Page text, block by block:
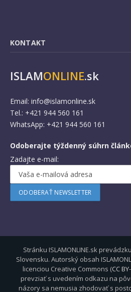
KONTAKT
ISLAMONLINE.sk
Email: info@islamonline.sk
Tel.: +421 944 560 161
WhatsApp: +421 944 560 161
Odoberajte týždenný súhrn
Zadajte e-mail:
Stránku ISLAMONLINE.sk
Slovensku. Autorský obsah
licenciou Creative Commons (CC
prevziať s uvedením odkazu na
názory sa nemusia zhodovať s